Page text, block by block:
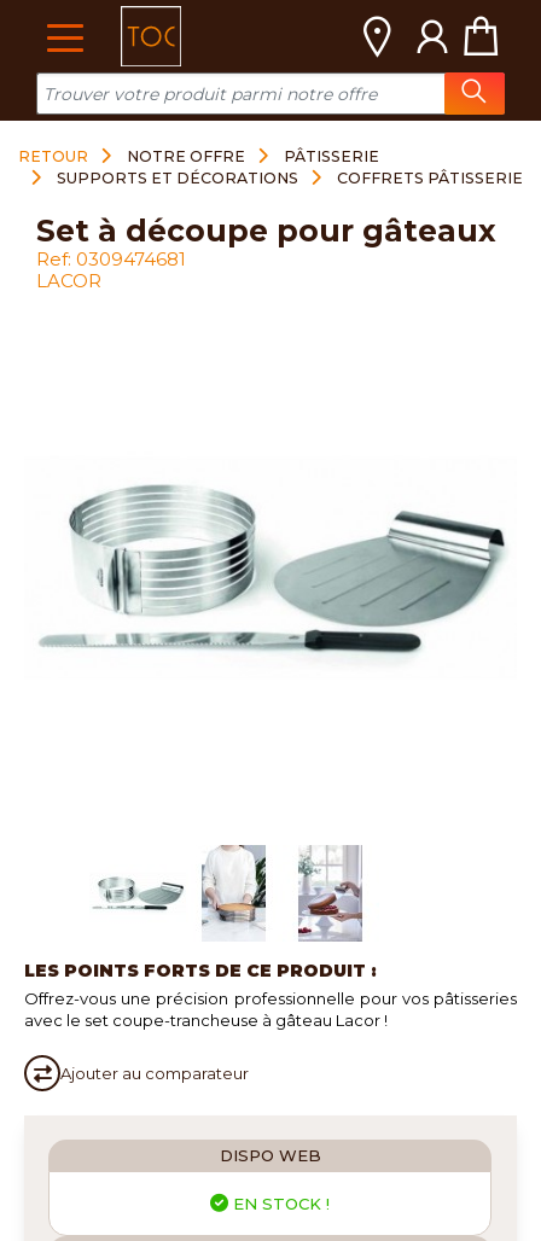
RETOUR NOTRE OFFRE
PÂTISSERIE
SUPPORTS ET DÉCORATIONS
COFFRETS PÂTISSERIE
LES POINTS FORTS DE CE PRODUIT :
Offrez-vous une précision professionnelle pour vos pâtisseries
avec le set coupe-trancheuse à gâteau Lacor !
Ajouter au comparateur
set à découpe pour gâteaux
Ref: 0309474681
LACOR
DISPO WEB
EN STOCK !
Cookies management panel